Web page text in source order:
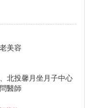
美容
北投馨月坐月子中心
醫師